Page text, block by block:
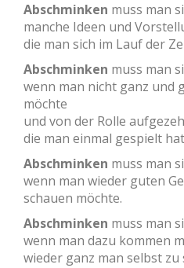
Abschminken muss man
manche Ideen und
die man sich im Lauf der
Abschminken muss man
wenn man nicht ganz und
möchte
und von der Rolle
die man einmal gespielt
Abschminken muss man
wenn man wieder guten
schauen möchte.
Abschminken muss man
wenn man dazu kommen
wieder ganz man selbst zu